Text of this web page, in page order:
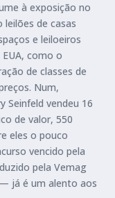
à exposição no
de casas
e leiloeiros
como o
de classes de
Num,
Seinfeld vendeu 16
de valor, 550
eles o pouco
vencido pela
pela Vemag
já é um alento aos